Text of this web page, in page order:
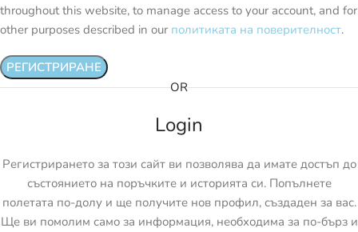
throughout this website, to manage access to your account, and for
other purposes described in our политиката на поверителност.
РЕГИСТРИРАНЕ
OR
Login
Регистрирането за този сайт ви позволява да имате достъп до
състоянието на поръчките и историята си. Попълнете
полетата по-долу и ще получите нов профил, създаден за вас.
Ще ви помолим само за информация, необходима за по-бърз и